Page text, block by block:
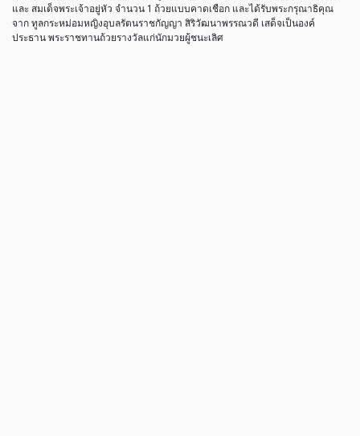
และ สมเด็จพระเจ้าอยู่หัว จำนวน 1 ถ้วยแบบคาดเชือก และได้รับพระกรุณาธิคุณ
จาก ทูลกระหม่อมหญิงอุบลรัตนราชกัญญา สิริวัฒนาพรรณวดี เสด็จเป็นองค์
ประธาน พระราชทานถ้วยรางวัลแก่นักมวยผู้ชนะเลิศ